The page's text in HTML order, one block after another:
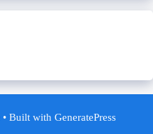
• Built with GeneratePress